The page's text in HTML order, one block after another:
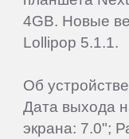
4GB. Новые
Lollipop 5.1.1.
Об
Дата выхода
экрана: 7.0";
Gigaset
Ginzzu
Globex